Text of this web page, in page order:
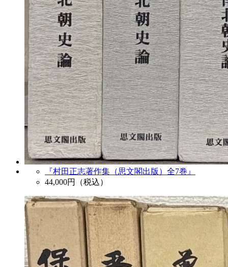
『村田正志著作集（思文閣出版）全7巻』
44,000円（税込）